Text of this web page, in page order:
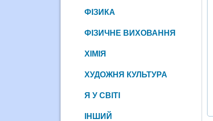
ФІЗИКА
ФІЗИЧНЕ ВИХОВАННЯ
ХІМІЯ
ХУДОЖНЯ КУЛЬТУРА
Я У СВІТІ
ІНШИЙ